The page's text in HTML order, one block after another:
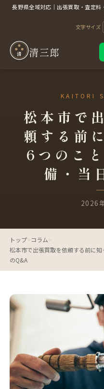
長野県全域対応｜出張買取・査定料
文字サイズ
清 清三郎
松本市で
頼する前
6つのこ
備・当
2026
トップ>コラム>
松本市で出張買取を依頼する前に
のQ&A